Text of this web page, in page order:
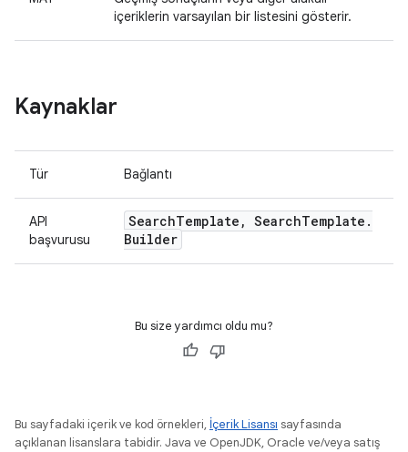
içeriklerin varsayılan bir listesini gösterir.
Kaynaklar
Tür Bağlantı
API
başvurusu
SearchTemplate , SearchTemplate .
Builder
Bu size yardımcı oldu mu?
Bu sayfadaki içerik ve kod örnekleri, İçerik Lisansı sayfasında
açıklanan lisanslara tabidir. Java ve OpenJDK, Oracle ve/veya satış